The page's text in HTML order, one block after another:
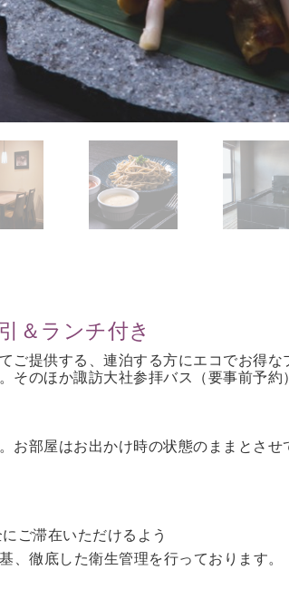
＆ランチ付き
ご提供する、連泊する方にエコでお得な
そのほか諏訪大社参拝バス（要事前予約
部屋はお出かけ時の状態のままとさせ
ご滞在いただけるよう
、徹底した衛生管理を行っております。